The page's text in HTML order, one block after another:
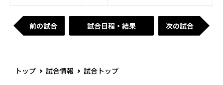
前の試合 試合日程・結果 次の試合
トップ 試合情報 試合トップ